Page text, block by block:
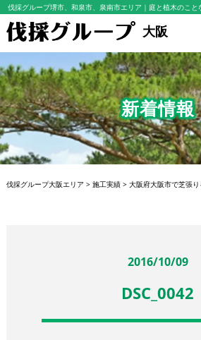
伐採グループ堺市、和泉市、泉南市エリア ｜庭と植木のこと
大阪
新着情報
伐採グループ大阪エリア > 施工実績> 大阪府大阪市で芝張り
2016/10/09
DSC_0042